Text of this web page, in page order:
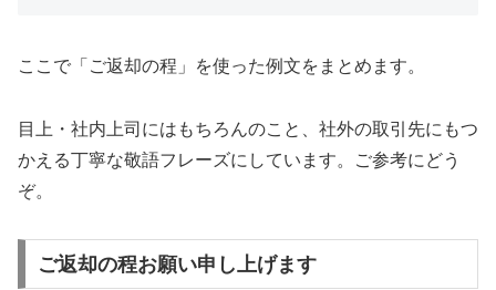
ここで「ご返却の程」を使った例文をまとめます。
目上・社内上司にはもちろんのこと、社外の取引先にもつ
かえる丁寧な敬語フレーズにしています。ご参考にどう
ぞ。
ご返却の程お願い申し上げます